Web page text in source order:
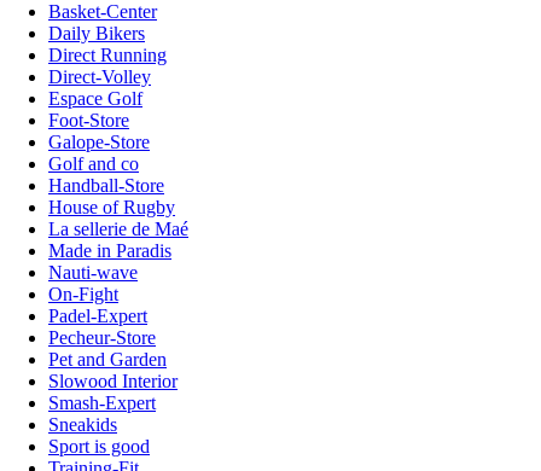
Basket-Center
Daily Bikers
Direct Running
Direct-Volley
Espace Golf
Foot-Store
Galope-Store
Golf and co
Handball-Store
House of Rugby
La sellerie de Maé
Made in Paradis
Nauti-wave
On-Fight
Padel-Expert
Pecheur-Store
Pet and Garden
Slowood Interior
Smash-Expert
Sneakids
Sport is good